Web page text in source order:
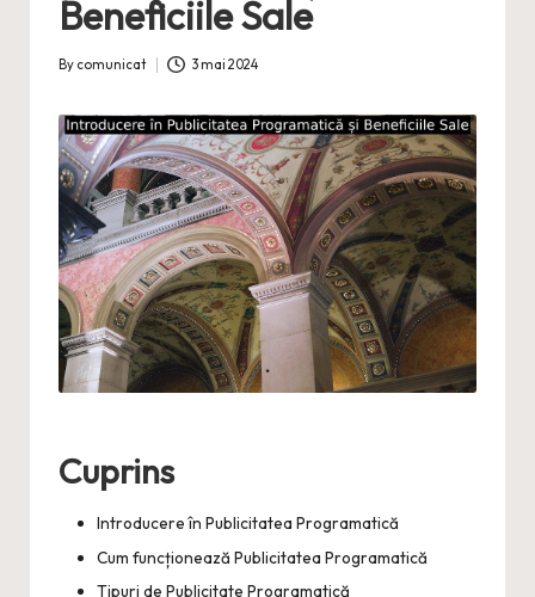
Beneficiile Sale
Posted
By comunicat 3 mai 2024
Cuprins
Introducere în Publicitatea Programatică
Cum funcționează Publicitatea Programatică
Tipuri de Publicitate Programatică